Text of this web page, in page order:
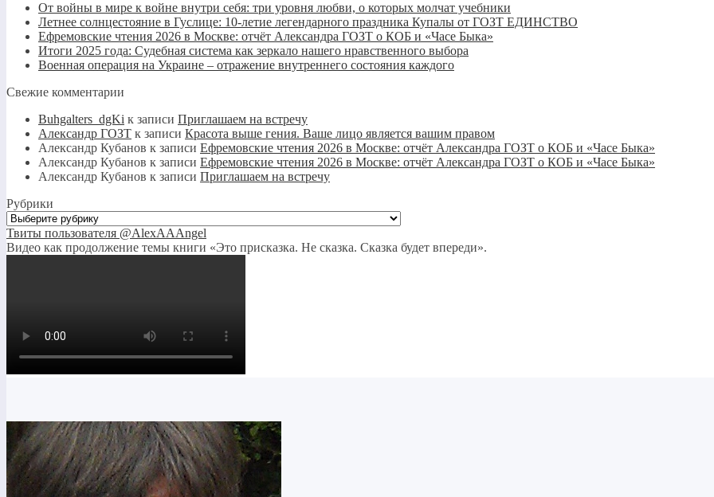
От войны в мире к войне внутри себя: три уровня любви, о которых молчат учебники
Летнее солнцестояние в Гуслице: 10-летие легендарного праздника Купалы от ГОЗТ ЕДИНСТВО
Ефремовские чтения 2026 в Москве: отчёт Александра ГОЗТ о КОБ и «Часе Быка»
Итоги 2025 года: Судебная система как зеркало нашего нравственного выбора
Военная операция на Украине – отражение внутреннего состояния каждого
Свежие комментарии
Buhgalters_dgKi к записи Приглашаем на встречу
Александр ГОЗТ к записи Красота выше гения. Ваше лицо является вашим правом
Александр Кубанов к записи Ефремовские чтения 2026 в Москве: отчёт Александра ГОЗТ о КОБ и «Часе Быка»
Александр Кубанов к записи Ефремовские чтения 2026 в Москве: отчёт Александра ГОЗТ о КОБ и «Часе Быка»
Александр Кубанов к записи Приглашаем на встречу
Рубрики
Рубрики
Твиты пользователя @AlexAAAngel
Видео как продолжение темы книги «Это присказка. Не сказка. Сказка будет впереди».